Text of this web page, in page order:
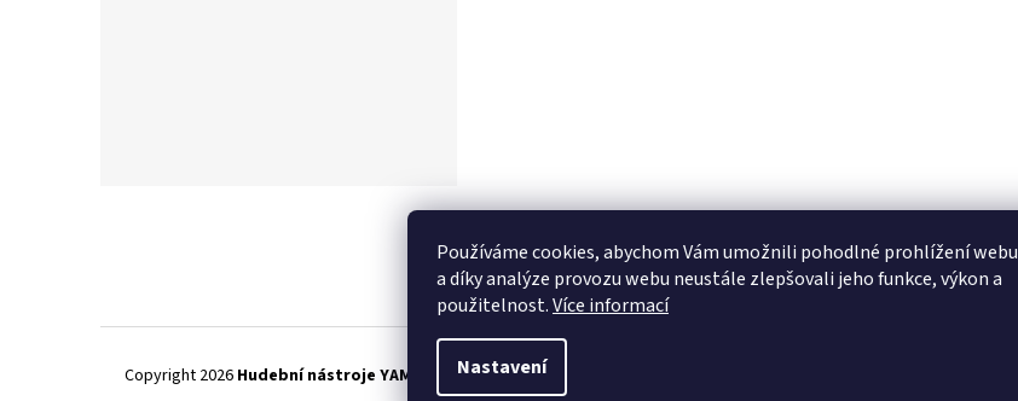
Používáme cookies, abychom Vám umožnili pohodlné prohlížení webu
a díky analýze provozu webu neustále zlepšovali jeho funkce, výkon a
použitelnost.Více informací
Nastavení
Copyright 2026 Hudební nástroje YAMAMUSIC. Všechna práva vyhrazena.